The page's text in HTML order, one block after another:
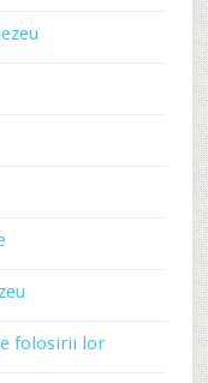
folosirii lor